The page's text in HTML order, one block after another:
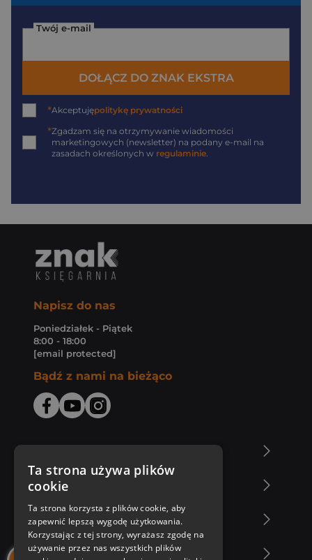
Twój e-mail
DOŁĄCZ DO ZNAK EKSTRA
*Akceptujępolitykę prywatności
*Zgadzam się na otrzymywanie wiadomości
marketingowych (newsletter) na podany e-mail na
zasadach określonych w regulaminie.
Napisz do nas
Poniedziałek - Piątek
8:00 - 18:00
[email protected]
Bądź z nami na bieżąco
Zakupy u nas
Nasza oferta
Nasi autorzy
Ta strona używa plików
cookie
Ta strona korzysta z plików cookie, aby
zapewnić lepszą wygodę użytkowania.
Korzystając z tej strony, wyrażasz zgodę na
używanie przez nas wszystkich plików